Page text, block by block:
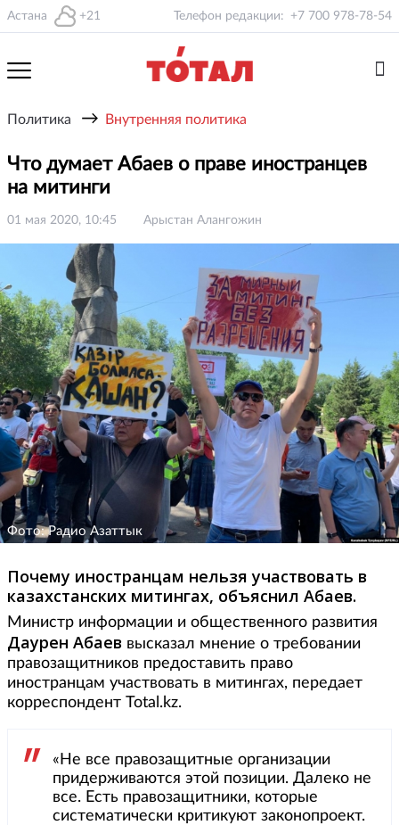
Астана +21 Телефон редакции: +7 700 978-78-54
Политика → Внутренняя политика
Что думает Абаев о праве иностранцев
на митинги
01 мая 2020, 10:45 Арыстан Алангожин
Фото: Радио Азаттык
Почему иностранцам нельзя участвовать в
казахстанских митингах, объяснил Абаев.
Министр информации и общественного развития
Даурен Абаев высказал мнение о требовании
правозащитников предоставить право
иностранцам участвовать в митингах, передает
корреспондент Total.kz.
«Не все правозащитные организации
придерживаются этой позиции. Далеко не
все. Есть правозащитники, которые
систематически критикуют законопроект.